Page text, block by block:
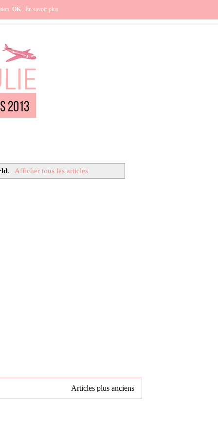
?
. Afficher tous les articles
Articles plus anciens
OK En savoir plus